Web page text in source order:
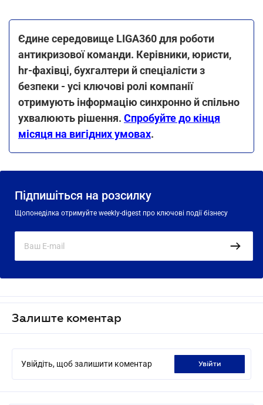
Єдине середовище LIGA360 для роботи
антикризової команди. Керівники, юристи,
hr-фахівці, бухгалтери й спеціалісти з
безпеки - усі ключові ролі компанії
отримують інформацію синхронно й спільно
ухвалюють рішення. Спробуйте до кінця
місяця на вигідних умовах.
Підпишіться на розсилку
Щопонеділка отримуйте weekly-digest про ключові події бізнесу
Залиште коментар
Увійдіть, щоб залишити коментар увійти